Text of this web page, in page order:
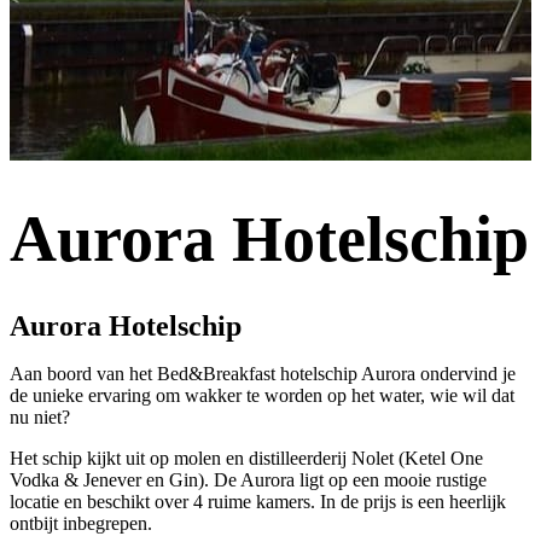
Aurora Hotelschip
Aurora Hotelschip
Aan boord van het Bed&Breakfast hotelschip Aurora ondervind je
de unieke ervaring om wakker te worden op het water, wie wil dat
nu niet?
Het schip kijkt uit op molen en distilleerderij Nolet (Ketel One
Vodka & Jenever en Gin). De Aurora ligt op een mooie rustige
locatie en beschikt over 4 ruime kamers. In de prijs is een heerlijk
ontbijt inbegrepen.